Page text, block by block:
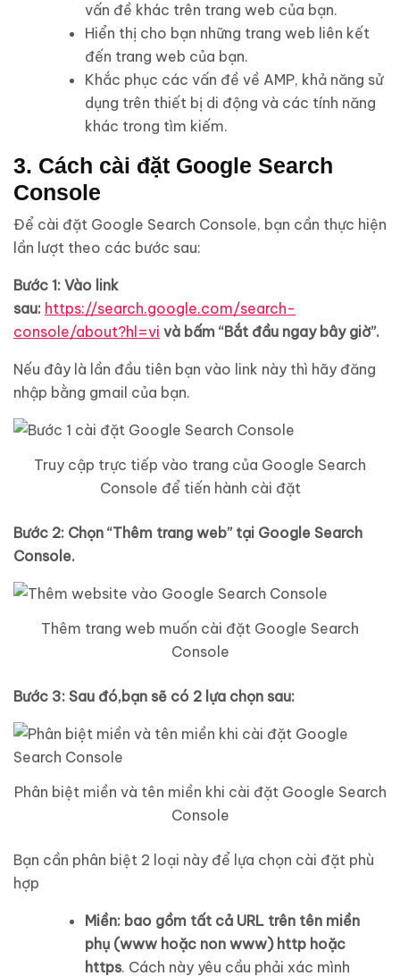
vấn đề khác trên trang web của bạn.
Hiển thị cho bạn những trang web liên kết
đến trang web của bạn.
Khắc phục các vấn đề về AMP, khả năng sử
dụng trên thiết bị di động và các tính năng
khác trong tìm kiếm.
3. Cách cài đặt Google Search
Console
Để cài đặt Google Search Console, bạn cần thực hiện
lần lượt theo các bước sau:
Bước 1: Vào link
sau: https://search.google.com/search-
console/about?hl=vi và bấm “Bắt đầu ngay bây giờ”.
Nếu đây là lần đầu tiên bạn vào link này thì hãy đăng
nhập bằng gmail của bạn.
Truy cập trực tiếp vào trang của Google Search
Console để tiến hành cài đặt
Bước 2: Chọn “Thêm trang web” tại Google Search
Console.
Thêm trang web muốn cài đặt Google Search
Console
Bước 3: Sau đó,bạn sẽ có 2 lựa chọn sau:
Phân biệt miền và tên miền khi cài đặt Google Search
Console
Bạn cần phân biệt 2 loại này để lựa chọn cài đặt phù
hợp
Miền: bao gồm tất cả URL trên tên miền
phụ (www hoặc non www) http hoặc
https. Cách này yêu cầu phải xác mình